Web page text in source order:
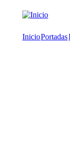
InicioPortadas